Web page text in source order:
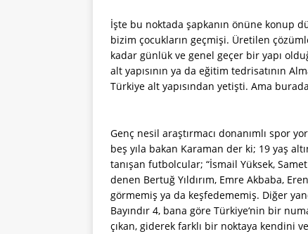
İşte bu noktada şapkanın önüne konup
bizim çocukların geçmişi. Üretilen
kadar günlük ve genel geçer bir yapı
alt yapısının ya da eğitim tedrisatının
Türkiye alt yapısından yetişti. Ama
Genç nesil araştırmacı donanımlı spor
beş yıla bakan Karaman der ki; 19 yaş
tanışan futbolcular; “İsmail Yüksek, Samet
denen Bertuğ Yıldırım, Emre Akbaba,
görmemiş ya da keşfedememiş. Diğer
Bayındır 4, bana göre Türkiye‘nin bir
çıkan, giderek farklı bir noktaya kendini